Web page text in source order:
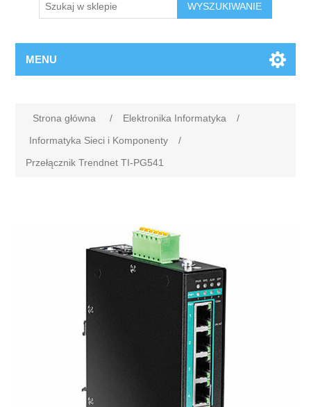
WYSZUKIWANIE
MENU
Strona główna / Elektronika Informatyka
/
Informatyka Sieci i Komponenty
/
Przełącznik Trendnet TI-PG541